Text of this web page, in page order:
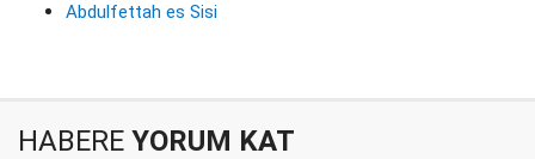
Abdulfettah es Sisi
HABERE YORUM KAT